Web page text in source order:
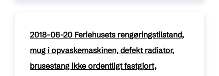
2018-06-20 Feriehusets rengøringstilstand,
mug i opvaskemaskinen, defekt radiator,
brusestang ikke ordentligt fastgjort,